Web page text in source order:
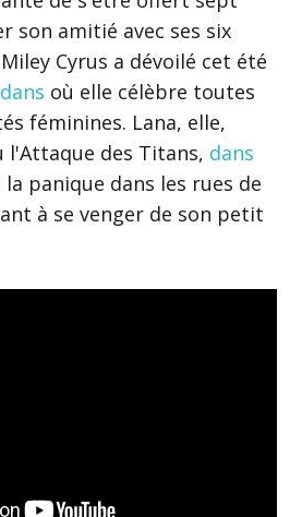
son amitié avec ses six
Cyrus a dévoilé cet été
où elle célèbre toutes
féminines. Lana, elle,
l'Attaque des Titans, dans
la panique dans les rues de
à se venger de son petit